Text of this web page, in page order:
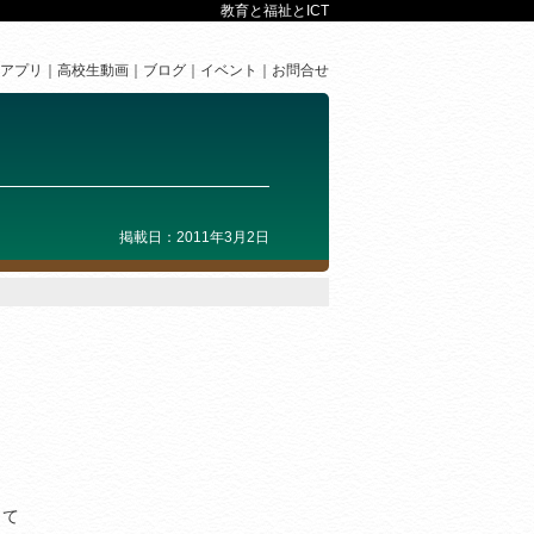
教育と福祉とICT
プリ 高校生動画 ブログ イベント お問合せ
掲載日：2011年3月2日